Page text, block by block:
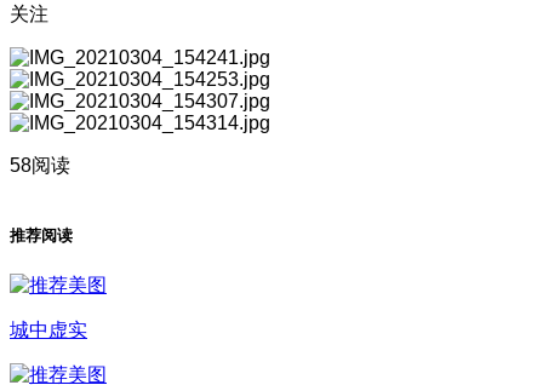
关注
58阅读
推荐阅读
城中虚实